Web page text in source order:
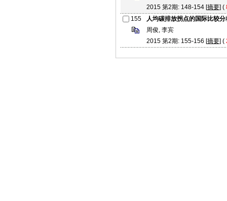
2015 第2期: 148-154 [摘要] (
155
人均碳排放拐点的国际比较分
周俊, 李宾
2015 第2期: 155-156 [摘要] (